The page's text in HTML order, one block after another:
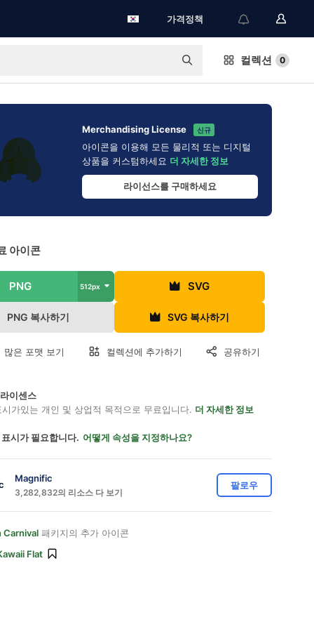
가격정책
컬렉션 0
Merchandising License 신규
아이콘을 이용해 모든 물리적 또는 디지털
상품을 커스텀하세요 더 자세한 정보
라이선스를 구매하세요
아이콘
PNG 512px SVG
PNG 복사하기 SVG 복사하기
많은 포맷 보기 컬렉션에 추가하기 공유하기
이센스
가있는 개인 및 상업적 목적으로 무료입니다. 더 자세한 정보
시가 필요합니다. 어떻게 속성을 지정하나요?
Magnific
3,282,832의 리소스 다 보기
팔로우
Carnival 패키지의 추가 아이콘
Flat